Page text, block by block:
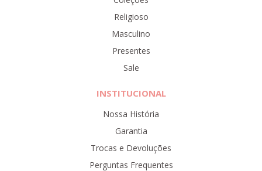
Religioso
Masculino
Presentes
Sale
INSTITUCIONAL
Nossa História
Garantia
Trocas e Devoluções
Perguntas Frequentes